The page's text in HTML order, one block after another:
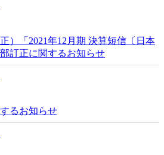
）「2021年12月期 決算短信〔日本
訂正に関するお知らせ
るお知らせ